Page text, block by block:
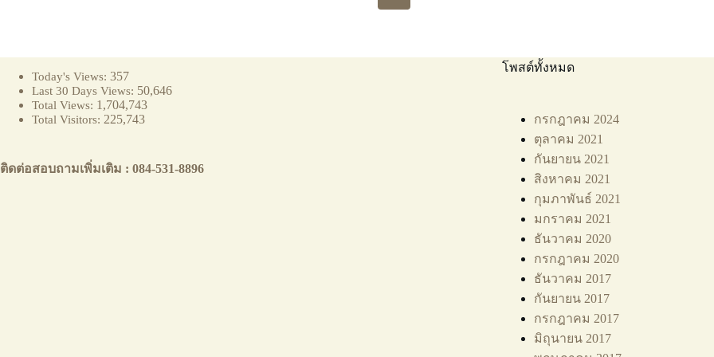
Today's Views: 357
Last 30 Days Views: 50,646
Total Views: 1,704,743
Total Visitors: 225,743
ติดต่อสอบถามเพิ่มเติม : 084-531-8896
โพสต์ทั้งหมด
กรกฎาคม 2024
ตุลาคม 2021
กันยายน 2021
สิงหาคม 2021
กุมภาพันธ์ 2021
มกราคม 2021
ธันวาคม 2020
กรกฎาคม 2020
ธันวาคม 2017
กันยายน 2017
กรกฎาคม 2017
มิถุนายน 2017